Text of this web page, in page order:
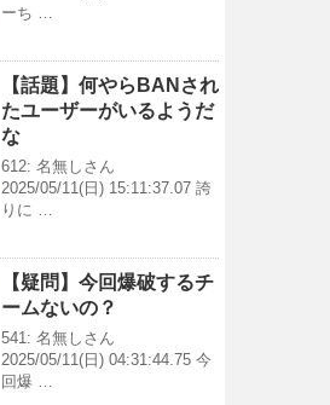
ーち …
【話題】何やらBANされ
たユーザーがいるようだ
な
612: 名無しさん
2025/05/11(日) 15:11:37.07 誇
りに …
【疑問】今回爆破するチ
ームないの？
541: 名無しさん
2025/05/11(日) 04:31:44.75 今
回爆 …